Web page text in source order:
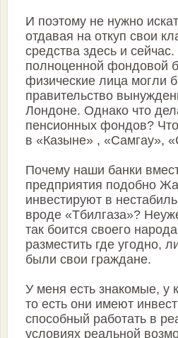
И поэтому не нужно
отдавая на откуп свои
средства здесь и
полноценной фондовой
физические лица могли
правительство
Лондоне. Однако что
пенсионных фондов?
в «Казыне» , «Самгау»,
Почему наши банки
предприятия подобно
инвестируют в
вроде «Тбилгаза»?
так боится своего
разместить где угодно,
были свои граждане.
У меня есть знакомые, у
то есть они имеют
способный работать в
условиях реальной